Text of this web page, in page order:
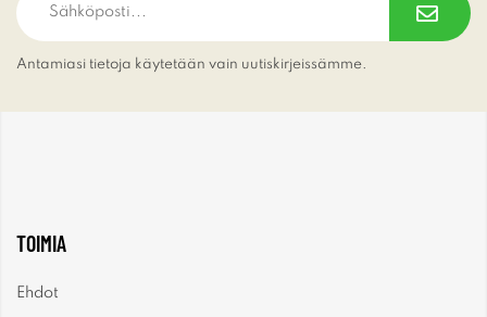
Antamiasi tietoja käytetään vain uutiskirjeissämme.
TOIMIA
Ehdot